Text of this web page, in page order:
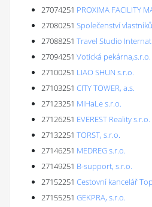
27074251 PROXIMA FACILITY
27080251 Společenství
27088251 Travel Studio
27094251 Votická pekárna,s.r.o.
27100251 LIAO SHUN s.r.o.
27103251 CITY TOWER, a.s.
27123251 MiHaLe s.r.o.
27126251 EVEREST Reality s.r.o.
27132251 TORST, s.r.o.
27146251 MEDREG s.r.o.
27149251 B-support, s.r.o.
27152251 Cestovní kancelář
27155251 GEKPRA, s.r.o.